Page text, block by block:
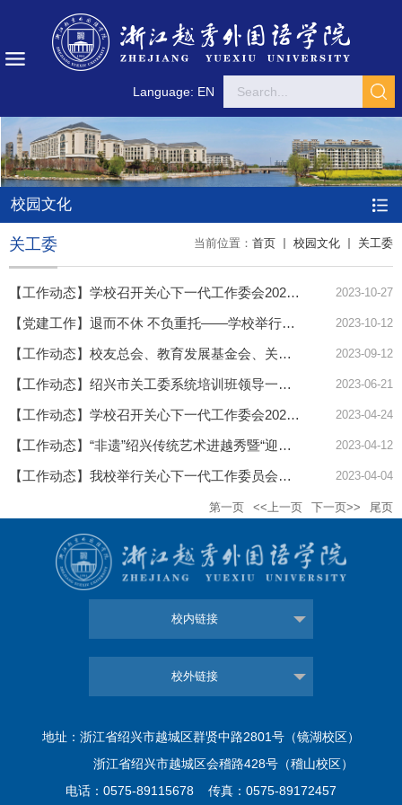
Language: EN
校园文化
当前位置： 首页 校园文化 关工委
关工委
【工作动态】学校召开关心下一代工作委会2023年度第三次工作会议 2023-10-27
【党建工作】退而不休 不负重托——学校举行首批特邀党建组织员聘任仪式 2023-10-12
【工作动态】校友总会、教育发展基金会、关工委召开2023-2024学年第一学期第一次工作会议 2023-09-12
【工作动态】绍兴市关工委系统培训班领导一行来我校参观 2023-06-21
【工作动态】学校召开关心下一代工作委会2023年度第二次工作会议 2023-04-24
【工作动态】“非遗”绍兴传统艺术进越秀暨“迎亚运·校园戏临门”专场演出圆满成功 2023-04-12
【工作动态】我校举行关心下一代工作委员会成立仪式 2023-04-04
第一页 <<上一页 下一页>> 尾页
校内链接
校外链接
地址：浙江省绍兴市越城区群贤中路2801号（镜湖校区）
浙江省绍兴市越城区会稽路428号（稽山校区）
电话：0575-89115678 传真：0575-89172457